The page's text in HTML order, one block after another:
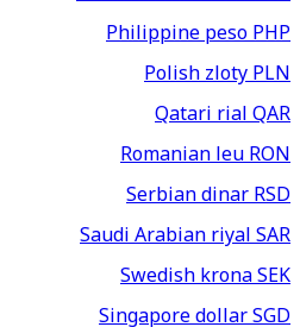
Philippine pesoPHP
Polish zlotyPLN
Qatari rialQAR
Romanian leuRON
Serbian dinarRSD
Saudi Arabian riyalSAR
Swedish kronaSEK
Singapore dollarSGD